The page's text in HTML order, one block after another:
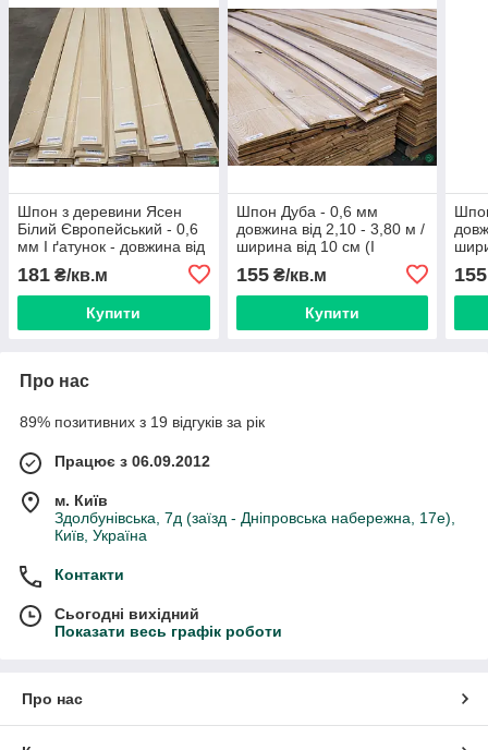
Шпон з деревини Ясен
Білий Європейський - 0,6
мм I ґатунок - довжина від
2,1 до 3.80 м / ширина від
10 см+
181 ₴/кв.м
Купити
Шпон Дуба - 0,6 мм
довжина від 2,10 - 3,80 м /
ширина від 10 см (I
155₴/кв.м
Купити
155
Про нас
89% позитивних з 19 відгуків за рік
Працює з 06.09.2012
м. Київ
Здолбунівська, 7д (заїзд - Дніпровська набережна, 17е),
Київ, Україна
Контакти
Сьогодні вихідний
Показати весь графік роботи
Про нас